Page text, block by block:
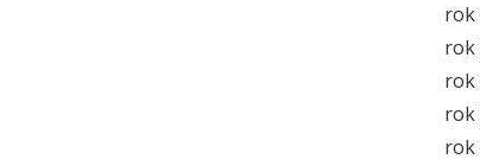
rok
rok
rok
rok
rok